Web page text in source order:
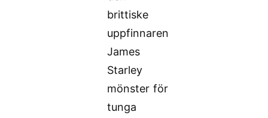
brittiske
uppfinnaren
James
Starley
mönster för
tunga